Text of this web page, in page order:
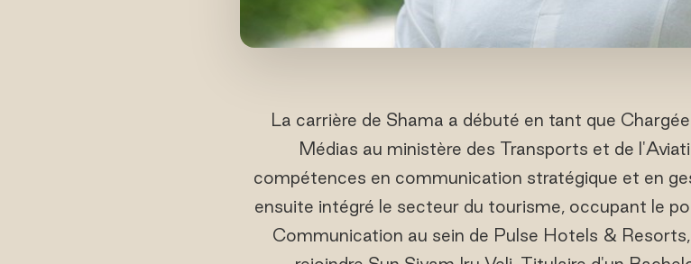
La carrière de Shama a débuté en tant que
Médias au ministère des Transports et de
compétences en communication stratégique et en
ensuite intégré le secteur du tourisme, occupant le
Communication au sein de Pulse Hotels &